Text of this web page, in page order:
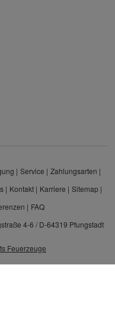
Service
Zahlungsarten
Kontakt Karriere
Sitemap
FAQ
4-6 / D-64319 Pfungstadt
Feuerzeuge